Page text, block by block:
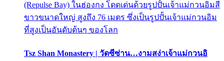
(Repulse Bay) ในฮ่องกง โดดเด่นด้วยรูปปั้นเจ้าแม่กวนอิมสี
ขาวขนาดใหญ่ สูงถึง 76 เมตร ซึ่งเป็นรูปปั้นเจ้าแม่กวนอิม
ที่สูงเป็นอันดับต้นๆ ของโลก
Tsz Shan Monastery | วัดซีซ่าน…งามสง่าเจ้าแม่กวนอิ